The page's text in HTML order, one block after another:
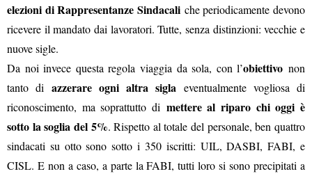
elezioni di Rappresentanze Sindacali che periodicamente devono
ricevere il mandato dai lavoratori. Tutte, senza distinzioni: vecchie e
nuove sigle.
Da noi invece questa regola viaggia da sola, con l’obiettivo non
tanto di azzerare ogni altra sigla eventualmente vogliosa di
riconoscimento, ma soprattutto di mettere al riparo chi oggi è
sotto la soglia del 5%. Rispetto al totale del personale, ben quattro
sindacati su otto sono sotto i 350 iscritti: UIL, DASBI, FABI, e
CISL. E non a caso, a parte la FABI, tutti loro si sono precipitati a